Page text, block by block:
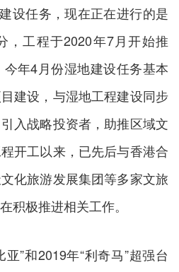
设任务，现在正在进行的是
，工程于2020年7月开始推
年4月份湿地建设任务基本
建设，与湿地工程建设同步
入战略投资者，助推区域文
开工以来，已先后与香港合
化旅游发展集团等多家文旅
积极推进相关工作。
”和2019年“利奇马”超强台